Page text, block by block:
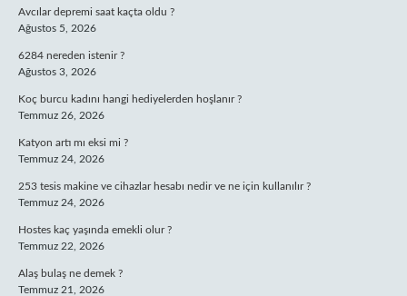
Avcılar depremi saat kaçta oldu ?
Ağustos 5, 2026
6284 nereden istenir ?
Ağustos 3, 2026
Koç burcu kadını hangi hediyelerden hoşlanır ?
Temmuz 26, 2026
Katyon artı mı eksi mi ?
Temmuz 24, 2026
253 tesis makine ve cihazlar hesabı nedir ve ne için kullanılır ?
Temmuz 24, 2026
Hostes kaç yaşında emekli olur ?
Temmuz 22, 2026
Alaş bulaş ne demek ?
Temmuz 21, 2026